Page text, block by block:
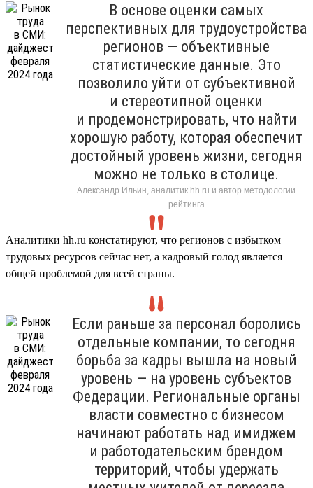
В основе оценки самых
перспективных для трудоустройства
регионов — объективные
статистические данные. Это
позволило уйти от субъективной
и стереотипной оценки
и продемонстрировать, что найти
хорошую работу, которая обеспечит
достойный уровень жизни, сегодня
можно не только в столице.
Александр Ильин, аналитик hh.ru и автор методологии
рейтинга
Аналитики hh.ru констатируют, что регионов с избытком
трудовых ресурсов сейчас нет, а кадровый голод является
общей проблемой для всей страны.
Если раньше за персонал боролись
отдельные компании, то сегодня
борьба за кадры вышла на новый
уровень — на уровень субъектов
Федерации. Региональные органы
власти совместно с бизнесом
начинают работать над имиджем
и работодательским брендом
территорий, чтобы удержать